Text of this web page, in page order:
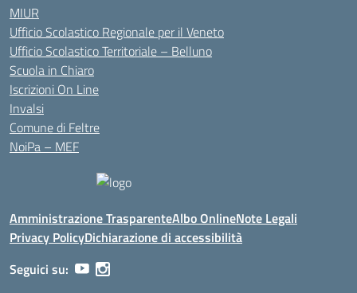
MIUR
Ufficio Scolastico Regionale per il Veneto
Ufficio Scolastico Territoriale – Belluno
Scuola in Chiaro
Iscrizioni On Line
Invalsi
Comune di Feltre
NoiPa – MEF
Amministrazione TrasparenteAlbo OnlineNote Legali
Privacy PolicyDichiarazione di accessibilità
Seguici su: